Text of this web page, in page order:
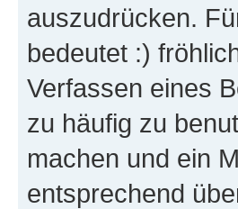
auszudrücken.
bedeutet :)
Verfassen eines
zu häufig zu
machen und ein
entsprechend